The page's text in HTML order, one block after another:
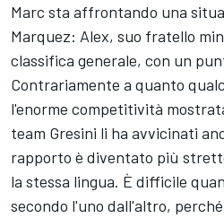
Marc sta affrontando una
Marquez: Alex, suo fratello
classifica generale, con un
Contrariamente a quanto
l'enorme competitività
team Gresini li ha avvicinati
rapporto è diventato più
la stessa lingua. È difficile
secondo l'uno dall'altro,